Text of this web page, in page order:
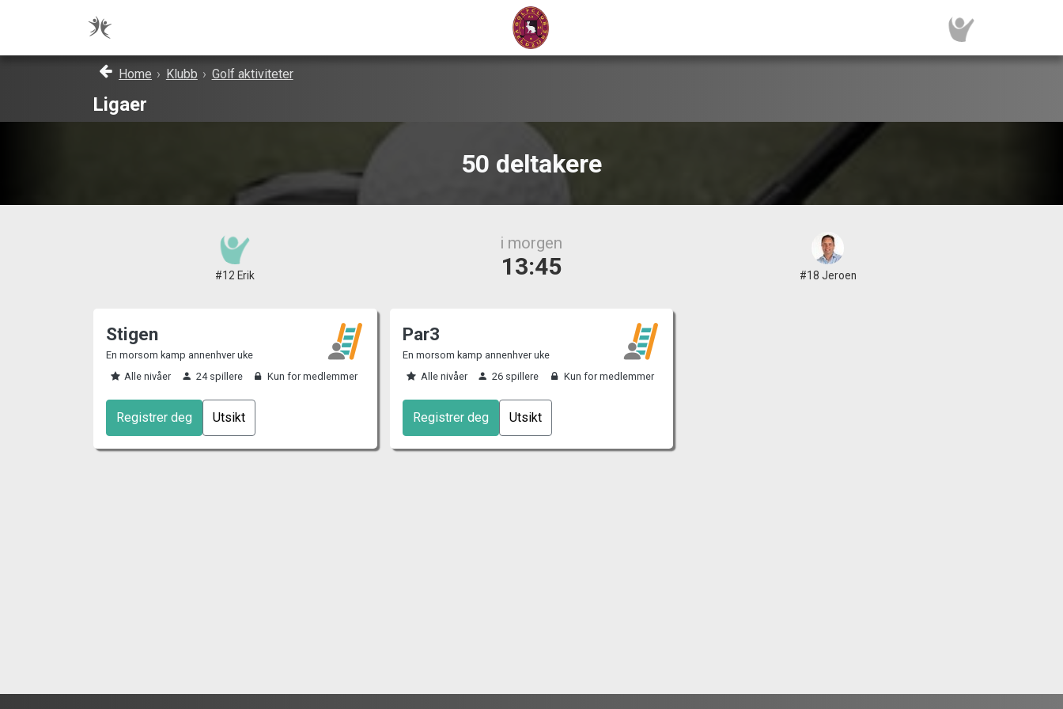
Home › Klubb › Golf aktiviteter
Ligaer
50 deltakere
#12 Erik
i morgen
13:45 #18 Jeroen
Stigen
En morsom kamp annenhver uke
Alle nivåer
24 spillere Kun for medlemmer
Registrer deg Utsikt
Par3
En morsom kamp annenhver uke
Alle nivåer
26 spillere Kun for medlemmer
Registrer deg Utsikt